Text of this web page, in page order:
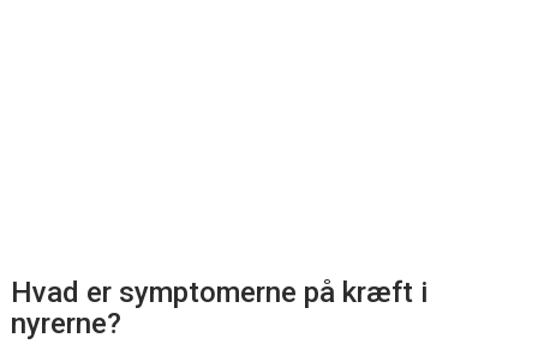
Hvad er symptomerne på kræft i
nyrerne?